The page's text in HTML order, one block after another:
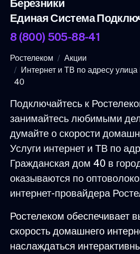
Березники
Единая Система
8 (800) 505-88-41
Ростелеком
Акции
Интернет и ТВ по адресу
40
Подключайтесь к
занимайтесь любимыми
думайте о скорости
Услуги интернет и ТВ по
Гражданская дом 40 в
оказываются по
интернет-провайдера
Ростелеком обеспечивает
скорость домашнего
наслаждаться